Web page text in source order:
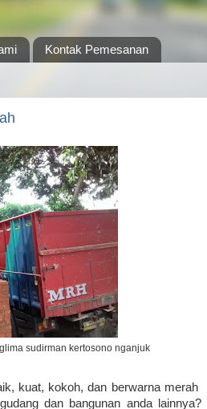
Kontak Pemesanan
sudirman kertosono nganjuk
kuat, kokoh, dan berwarna merah
dan bangunan anda lainnya?